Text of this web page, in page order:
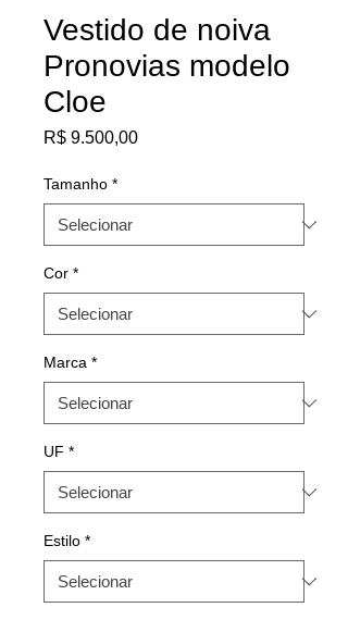
Vestido de noiva
Pronovias modelo
Cloe
R$ 9.500,00Preço
Tamanho *
Cor *
Marca *
UF *
Estilo *